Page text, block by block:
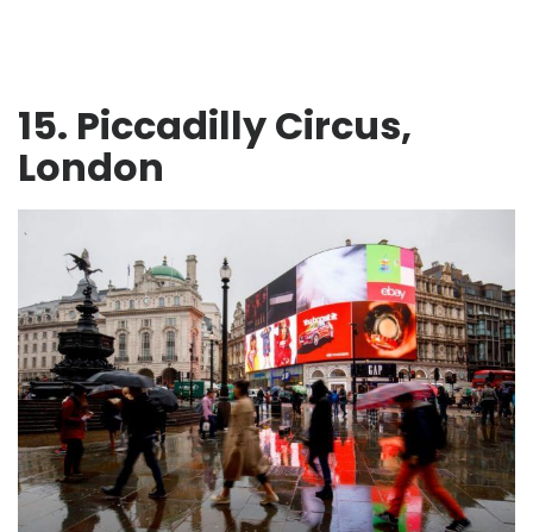
15. Piccadilly Circus,
London